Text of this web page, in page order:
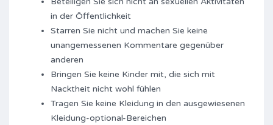
in der Öffentlichkeit
Starren Sie nicht und machen Sie keine
unangemessenen Kommentare gegenüber
anderen
Bringen Sie keine Kinder mit, die sich mit
Nacktheit nicht wohl fühlen
Tragen Sie keine Kleidung in den ausgewiesenen
Kleidung-optional-Bereichen